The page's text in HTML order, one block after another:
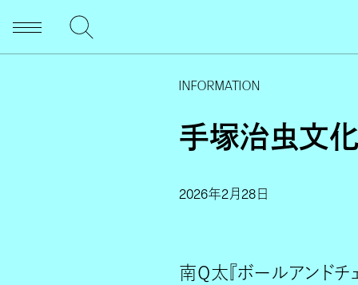
INFORMATION
手塚治虫文化
2026年2月28日
南Ｑ太『ボールアンド